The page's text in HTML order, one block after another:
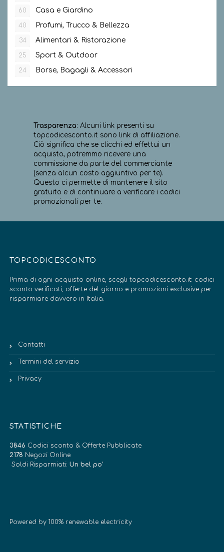
60 Casa e Giardino
40 Profumi, Trucco & Bellezza
34 Alimentari & Ristorazione
25 Sport & Outdoor
24 Borse, Bagagli & Accessori
Trasparenza: Alcuni link presenti su
topcodicesconto.it sono link di affiliazione.
Ciò significa che se clicchi ed effettui un
acquisto, potremmo ricevere una
commissione da parte del commerciante
(senza alcun costo aggiuntivo per te).
Questo ci permette di mantenere il sito
gratuito e di continuare a verificare i codici
promozionali per te.
TOPCODICESCONTO
Prima di ogni acquisto online, scegli topcodicesconto.it: codici
sconto verificati, offerte del giorno e promozioni esclusive per
risparmiare davvero in Italia.
Contatti
Termini del servizio
Privacy
STATISTICHE
3846 Codici sconto & Offerte Pubblicate
2178 Negozi Online
Soldi Risparmiati: Un bel po’
Powered by 100% renewable electricity